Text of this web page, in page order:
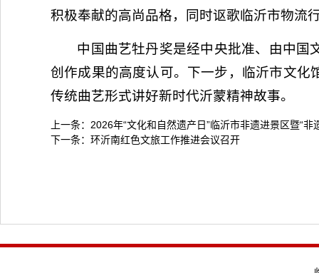
积极奉献的高尚品格，同时讴歌临沂市物流
中国曲艺牡丹奖是经中央批准、由中国
创作成果的高度认可。下一步，临沂市文
传统曲艺形式讲好新时代沂蒙精神故事。
上一条： 2026年“文化和自然遗产日”临沂市非遗进景区暨“非
下一条： 环沂南红色文旅工作推进会议召开